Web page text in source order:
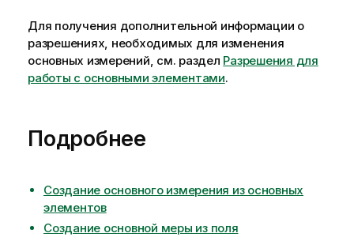
Для получения дополнительной информации о
разрешениях, необходимых для изменения
основных измерений, см. раздел Разрешения для
работы с основными элементами.
Подробнее
Создание основного измерения из основных
элементов
Создание основной меры из поля